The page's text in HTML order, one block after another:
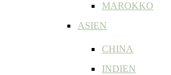
MAROKKO
ASIEN
CHINA
INDIEN